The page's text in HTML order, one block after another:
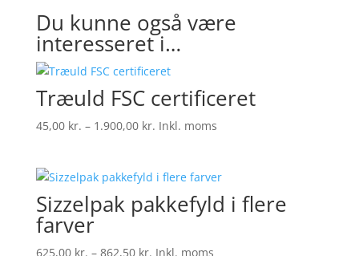
Du kunne også være
interesseret i…
Træuld FSC certificeret
45,00 kr. – 1.900,00 kr.Prisinterval:
1.900,00 kr.
Inkl. moms
Sizzelpak pakkefyld i flere
farver
625,00 kr. – 862,50 kr.Prisinterval:
Inkl. moms